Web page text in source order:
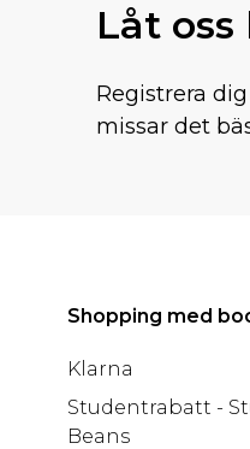
Låt
Registrera
missar det
Shopping med
Klarna
Studentrabatt -
Beans